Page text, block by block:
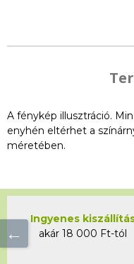
A fénykép illusztráció.
enyhén eltérhet a
méretében.
Ingyenes
akár 18 000 Ft-tól